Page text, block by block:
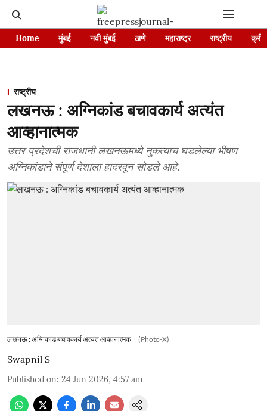
Home मुंबई नवी मुंबई ठाणे महाराष्ट्र राष्ट्रीय
राष्ट्रीय
लखनऊ : अग्निकांड बचावकार्य अत्यंत
आव्हानात्मक
उत्तर प्रदेशची राजधानी लखनऊमध्ये नुकत्याच घडलेल्या भीषण
अग्निकांडाने संपूर्ण देशाला हादरवून सोडले आहे.
लखनऊ : अग्निकांड बचावकार्य अत्यंत आव्हानात्मक (Photo-X)
Swapnil S
Published on: 24 Jun 2026, 4:57 am